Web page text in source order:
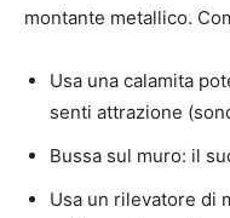
montante metallico.
Usa una calamita
senti attrazione
Bussa sul muro: il
Usa un rilevatore di